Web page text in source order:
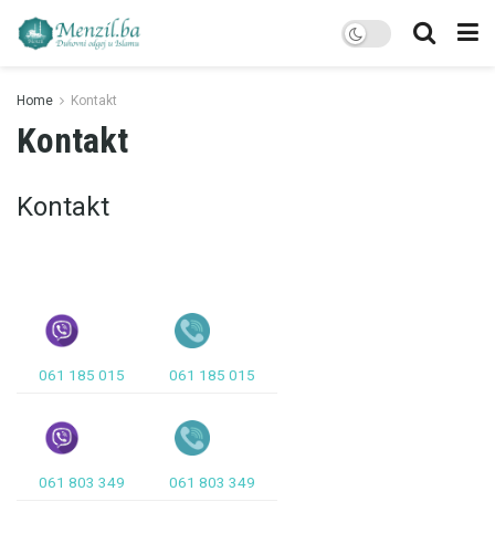
Home Kontakt
Kontakt
Kontakt
061 185 015 061 185 015
061 803 349 061 803 349